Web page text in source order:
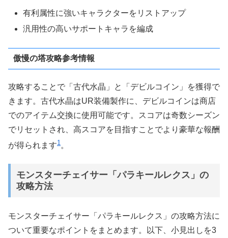
有利属性に強いキャラクターをリストアップ
汎用性の高いサポートキャラを編成
傲慢の塔攻略参考情報
攻略することで「古代水晶」と「デビルコイン」を獲得で
きます。古代水晶はUR装備製作に、デビルコインは商店
でのアイテム交換に使用可能です。スコアは奇数シーズン
でリセットされ、高スコアを目指すことでより豪華な報酬
が得られます​1 ​。
モンスターチェイサー「パラキールレクス」の
攻略方法
モンスターチェイサー「パラキールレクス」の攻略方法に
ついて重要なポイントをまとめます。以下、小見出しを3